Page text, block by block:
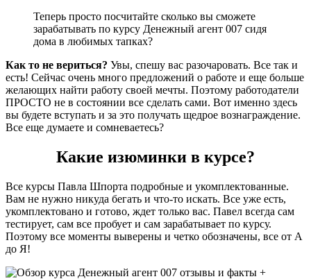
Теперь просто посчитайте сколько вы сможете
зарабатывать по курсу Денежный агент 007 сидя
дома в любимых тапках?
Как то не вериться? Увы, спешу вас разочаровать. Все так и
есть! Сейчас очень много предложений о работе и еще больше
желающих найти работу своей мечты. Поэтому работодатели
ПРОСТО не в состоянии все сделать сами. Вот именно здесь
вы будете вступать и за это получать щедрое вознаграждение.
Все еще думаете и сомневаетесь?
Какие изюминки в курсе?
Все курсы Павла Шпорта подробные и укомплектованные.
Вам не нужно никуда бегать и что-то искать. Все уже есть,
укомплектовано и готово, ждет только вас. Павел всегда сам
тестирует, сам все пробует и сам зарабатывает по курсу.
Поэтому все моменты выверены и четко обозначены, все от А
до Я!